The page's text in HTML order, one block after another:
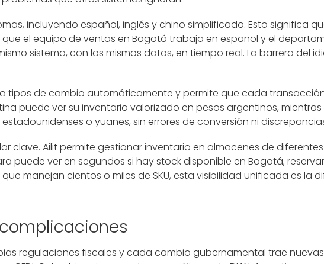
incluyendo español, inglés y chino simplificado. Esto significa
el equipo de ventas en Bogotá trabaja en español y el
sistema, con los mismos datos, en tiempo real. La barrera del
tipos de cambio automáticamente y permite que cada
puede ver su inventario valorizado en pesos argentinos,
o yuanes, sin errores de conversión ni
clave. Ailit permite gestionar inventario en almacenes de
puede ver en segundos si hay stock disponible en Bogotá,
manejan cientos o miles de SKU, esta visibilidad unificada es la
regulaciones fiscales y cada cambio gubernamental trae nuevas